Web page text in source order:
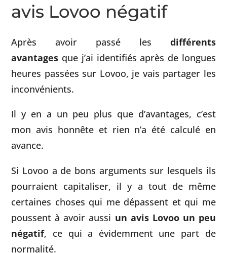
avis Lovoo négatif
Après avoir passé les différents
avantages que j’ai identifiés après de longues
heures passées sur Lovoo, je vais partager les
inconvénients.
Il y en a un peu plus que d’avantages, c’est
mon avis honnête et rien n’a été calculé en
avance.
Si Lovoo a de bons arguments sur lesquels ils
pourraient capitaliser, il y a tout de même
certaines choses qui me dépassent et qui me
poussent à avoir aussi un avis Lovoo un peu
négatif, ce qui a évidemment une part de
normalité.